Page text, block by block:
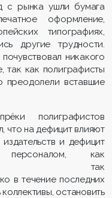
с рынка ушли бумага
оформление,
типографиях,
другие трудности.
никакого
так как полиграфисты
вставшие
полиграфистов
что на дефицит влияют
и дефицит
персоналом, как
так
в течение последних
остановить